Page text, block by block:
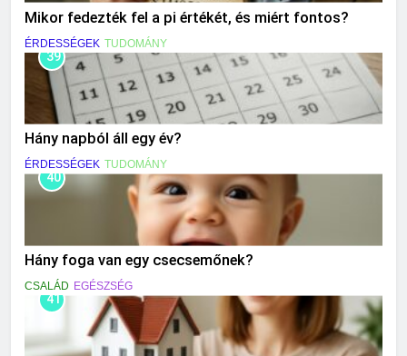
Mikor fedezték fel a pi értékét, és miért fontos?
ÉRDESSÉGEK TUDOMÁNY
39
Hány napból áll egy év?
ÉRDESSÉGEK TUDOMÁNY
40
Hány foga van egy csecsemőnek?
CSALÁD EGÉSZSÉG
41